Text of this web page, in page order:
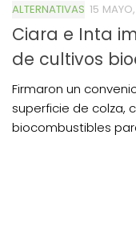
ALTERNATIVAS 15
Ciara e Inta
de cultivos
Firmaron un
superficie de colza,
biocombustibles